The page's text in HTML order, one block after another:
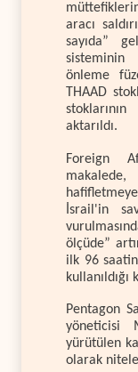
aracı
sayıda”
sisteminin
önleme
THAAD
aktarıldı.
Foreign
İsrail'in
ölçüde”
ilk 96
kullanıldığı
Pentagon
yöneticisi
yürütülen
olarak